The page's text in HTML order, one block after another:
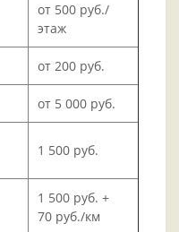
от 500 руб./
этаж
от 200 руб.
от 5 000 руб.
1 500 руб.
1 500 руб. +
70 руб./км